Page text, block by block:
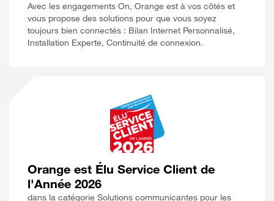
Avec les engagements On, Orange est à vos côtés et
vous propose des solutions pour que vous soyez
toujours bien connectés : Bilan Internet Personnalisé,
Installation Experte, Continuité de connexion.
Orange est Élu Service Client de
l'Année 2026
dans la catégorie Solutions communicantes pour les